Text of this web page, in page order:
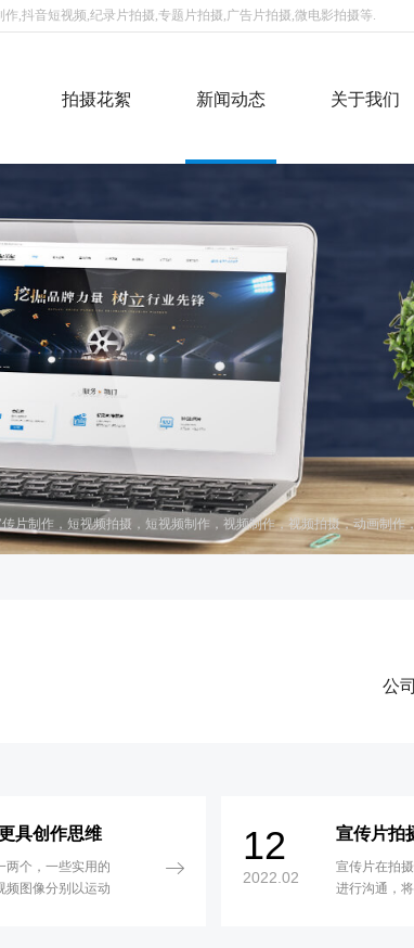
,抖音短视频,纪录片拍摄,专题片拍摄,广告片拍摄,微电影拍摄等.
拍摄花絮 新闻动态 关于我们
片制作 ，短视频拍摄 ，短视频制作 ，视频制作，视频拍摄，动画制作
公
具创作思维
两个，一些实用的
频图像分别以运动
12
2022.02
宣传片拍
宣传片在拍
进行沟通，